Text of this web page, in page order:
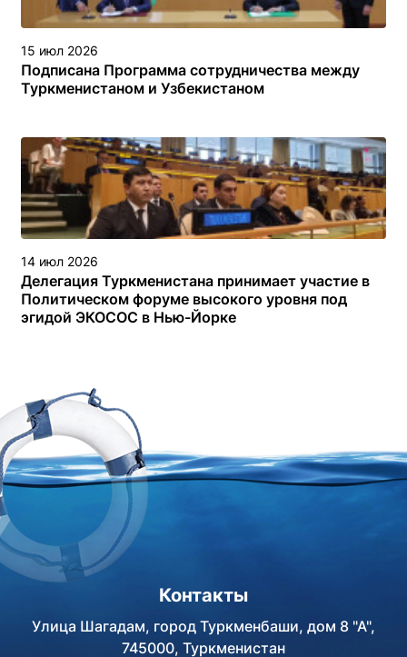
15 июл 2026
Подписана Программа сотрудничества между
Туркменистаном и Узбекистаном
14 июл 2026
Делегация Туркменистана принимает участие в
Политическом форуме высокого уровня под
эгидой ЭКОСОС в Нью-Йорке
Контакты
Улица Шагадам, город Туркменбаши, дом 8 "А",
745000, Туркменистан